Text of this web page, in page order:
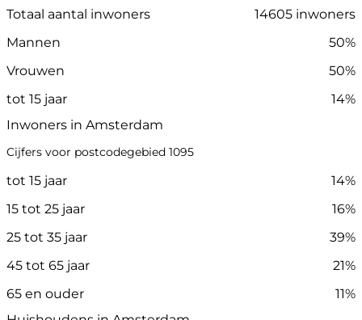
Totaal aantal inwoners
14605 inwoners
Mannen
50%
Vrouwen
50%
tot 15 jaar
14%
Inwoners in Amsterdam
Cijfers voor postcodegebied 1095
tot 15 jaar
14%
15 tot 25 jaar
16%
25 tot 35 jaar
39%
45 tot 65 jaar
21%
65 en ouder
11%